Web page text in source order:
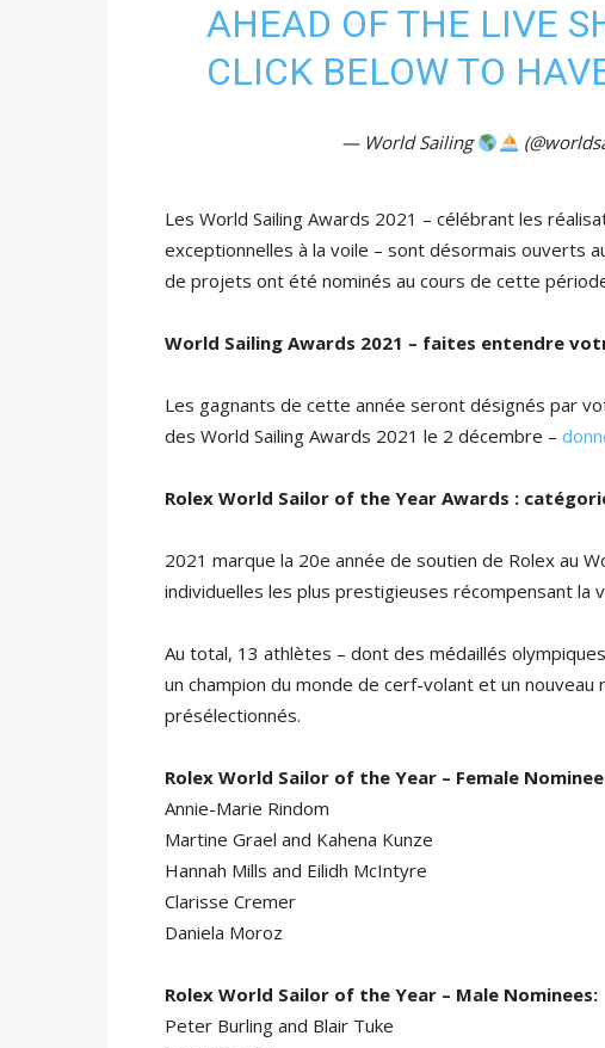
AHEAD OF THE LIVE
CLICK BELOW TO
— World Sailing
Les World Sailing Awards 2021 – célébrant les
exceptionnelles à la voile – sont désormais ouverts
de projets ont été nominés au cours de cette
World Sailing Awards 2021 – faites entendre
Les gagnants de cette année seront désignés par
des World Sailing Awards 2021 le 2 décembre –
Rolex World Sailor of the Year Awards :
2021 marque la 20e année de soutien de Rolex au
individuelles les plus prestigieuses récompensant la
Au total, 13 athlètes – dont des médaillés
un champion du monde de cerf-volant et un
présélectionnés.
Rolex World Sailor of the Year – Female
Annie-Marie Rindom
Martine Grael and Kahena Kunze
Hannah Mills and Eilidh McIntyre
Clarisse Cremer
Daniela Moroz
Rolex World Sailor of the Year – Male Nominees:
Peter Burling and Blair Tuke